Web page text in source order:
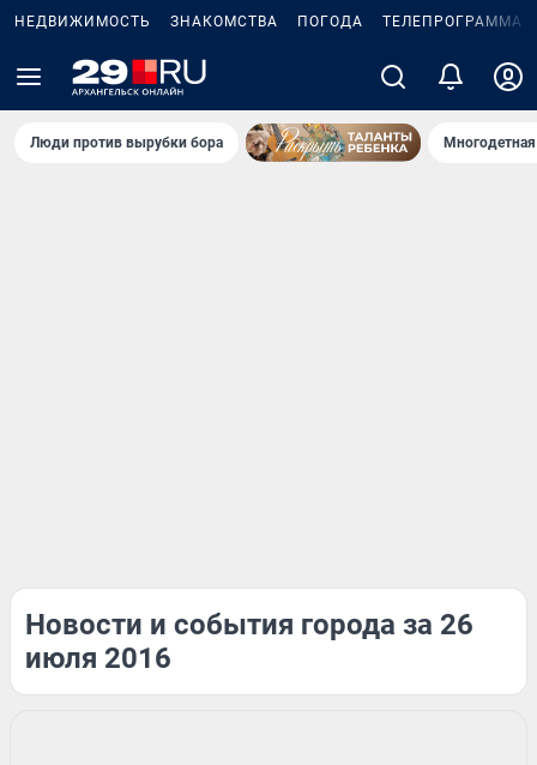
НЕДВИЖИМОСТЬ ЗНАКОМСТВА ПОГОДА ТЕЛЕПРОГРАММА
Люди против вырубки бора
Новости и события города за 26
июля 2016